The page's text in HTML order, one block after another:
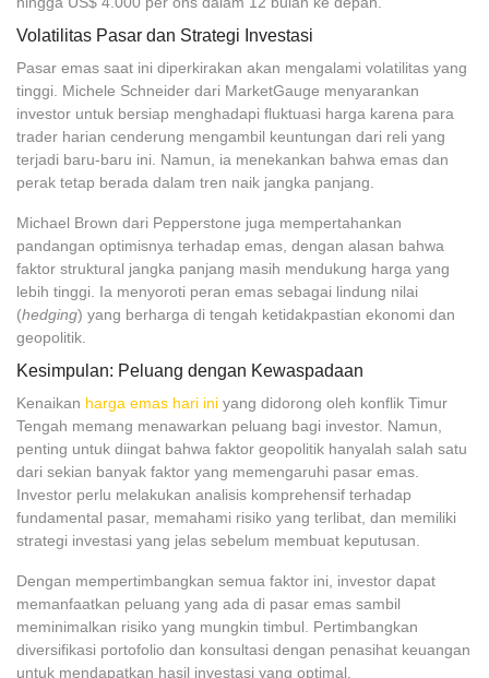
Volatilitas Pasar dan Strategi Investasi
Pasar emas saat ini diperkirakan akan mengalami volatilitas yang
tinggi. Michele Schneider dari MarketGauge menyarankan
investor untuk bersiap menghadapi fluktuasi harga karena para
trader harian cenderung mengambil keuntungan dari reli yang
terjadi baru-baru ini. Namun, ia menekankan bahwa emas dan
perak tetap berada dalam tren naik jangka panjang.
Michael Brown dari Pepperstone juga mempertahankan
pandangan optimisnya terhadap emas, dengan alasan bahwa
faktor struktural jangka panjang masih mendukung harga yang
lebih tinggi. Ia menyoroti peran emas sebagai lindung nilai
(hedging) yang berharga di tengah ketidakpastian ekonomi dan
geopolitik.
Kesimpulan: Peluang dengan Kewaspadaan
Kenaikan harga emas hari ini yang didorong oleh konflik Timur
Tengah memang menawarkan peluang bagi investor. Namun,
penting untuk diingat bahwa faktor geopolitik hanyalah salah satu
dari sekian banyak faktor yang memengaruhi pasar emas.
Investor perlu melakukan analisis komprehensif terhadap
fundamental pasar, memahami risiko yang terlibat, dan memiliki
strategi investasi yang jelas sebelum membuat keputusan.
Dengan mempertimbangkan semua faktor ini, investor dapat
memanfaatkan peluang yang ada di pasar emas sambil
meminimalkan risiko yang mungkin timbul. Pertimbangkan
diversifikasi portofolio dan konsultasi dengan penasihat keuangan
untuk mendapatkan hasil investasi yang optimal.